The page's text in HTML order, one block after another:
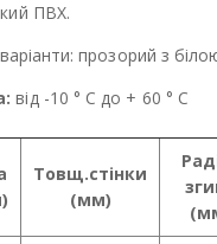
ПВХ.
прозорий з
від -10 ° C до + 60 ° C
Товщ.стінки
(мм)